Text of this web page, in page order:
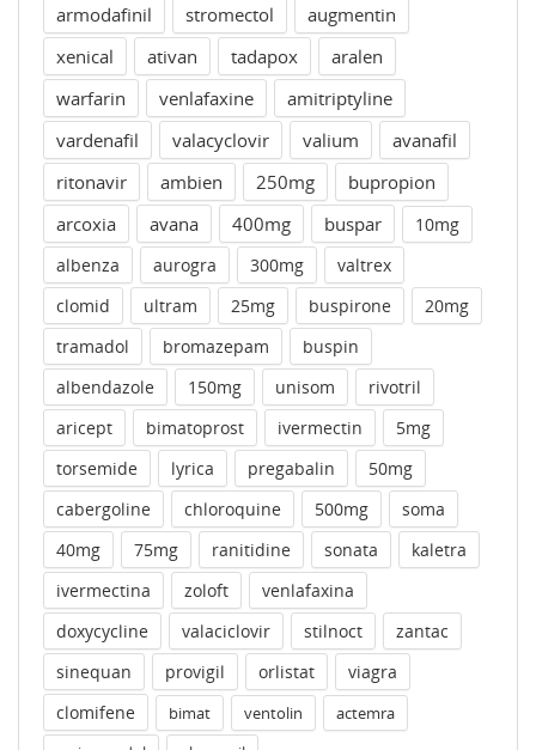
armodafinil
stromectol
augmentin
xenical
ativan tadapox
aralen
warfarin
venlafaxine
amitriptyline
vardenafil
valacyclovir valium
avanafil
ritonavir
ambien 250mg
bupropion
arcoxia
avana 400mg buspar
10mg
albenza
aurogra 300mg
valtrex
clomid
ultram 25mg buspirone
20mg
tramadol
bromazepam
buspin
albendazole
150mg unisom
rivotril
aricept
bimatoprost ivermectin
5mg
torsemide
lyrica pregabalin
50mg
cabergoline
chloroquine 500mg
soma
40mg
75mg ranitidine sonata
kaletra
ivermectina
zoloft
venlafaxina
doxycycline
valaciclovir stilnoct
zantac
sinequan
provigil orlistat
viagra
clomifene
bimat ventolin
actemra